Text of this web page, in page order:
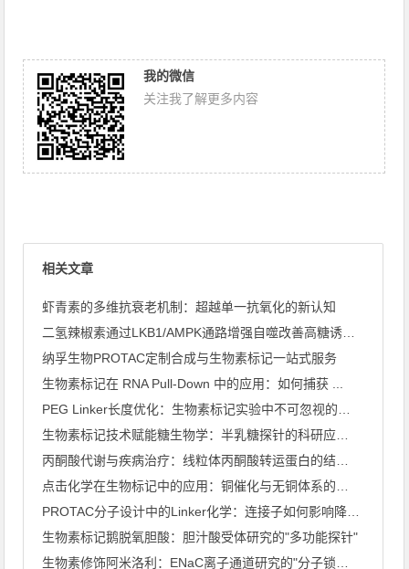
我的微信
关注我了解更多内容
相关文章
虾青素的多维抗衰老机制：超越单一抗氧化的新认知
纳孚生物PROTAC定制合成与生物素标记一站式服务
生物素标记在 RNA Pull-Down 中的应用：如何捕获 ...
生物素标记鹅脱氧胆酸：胆汁酸受体研究的"多功能探针"